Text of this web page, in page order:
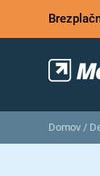
Domov /